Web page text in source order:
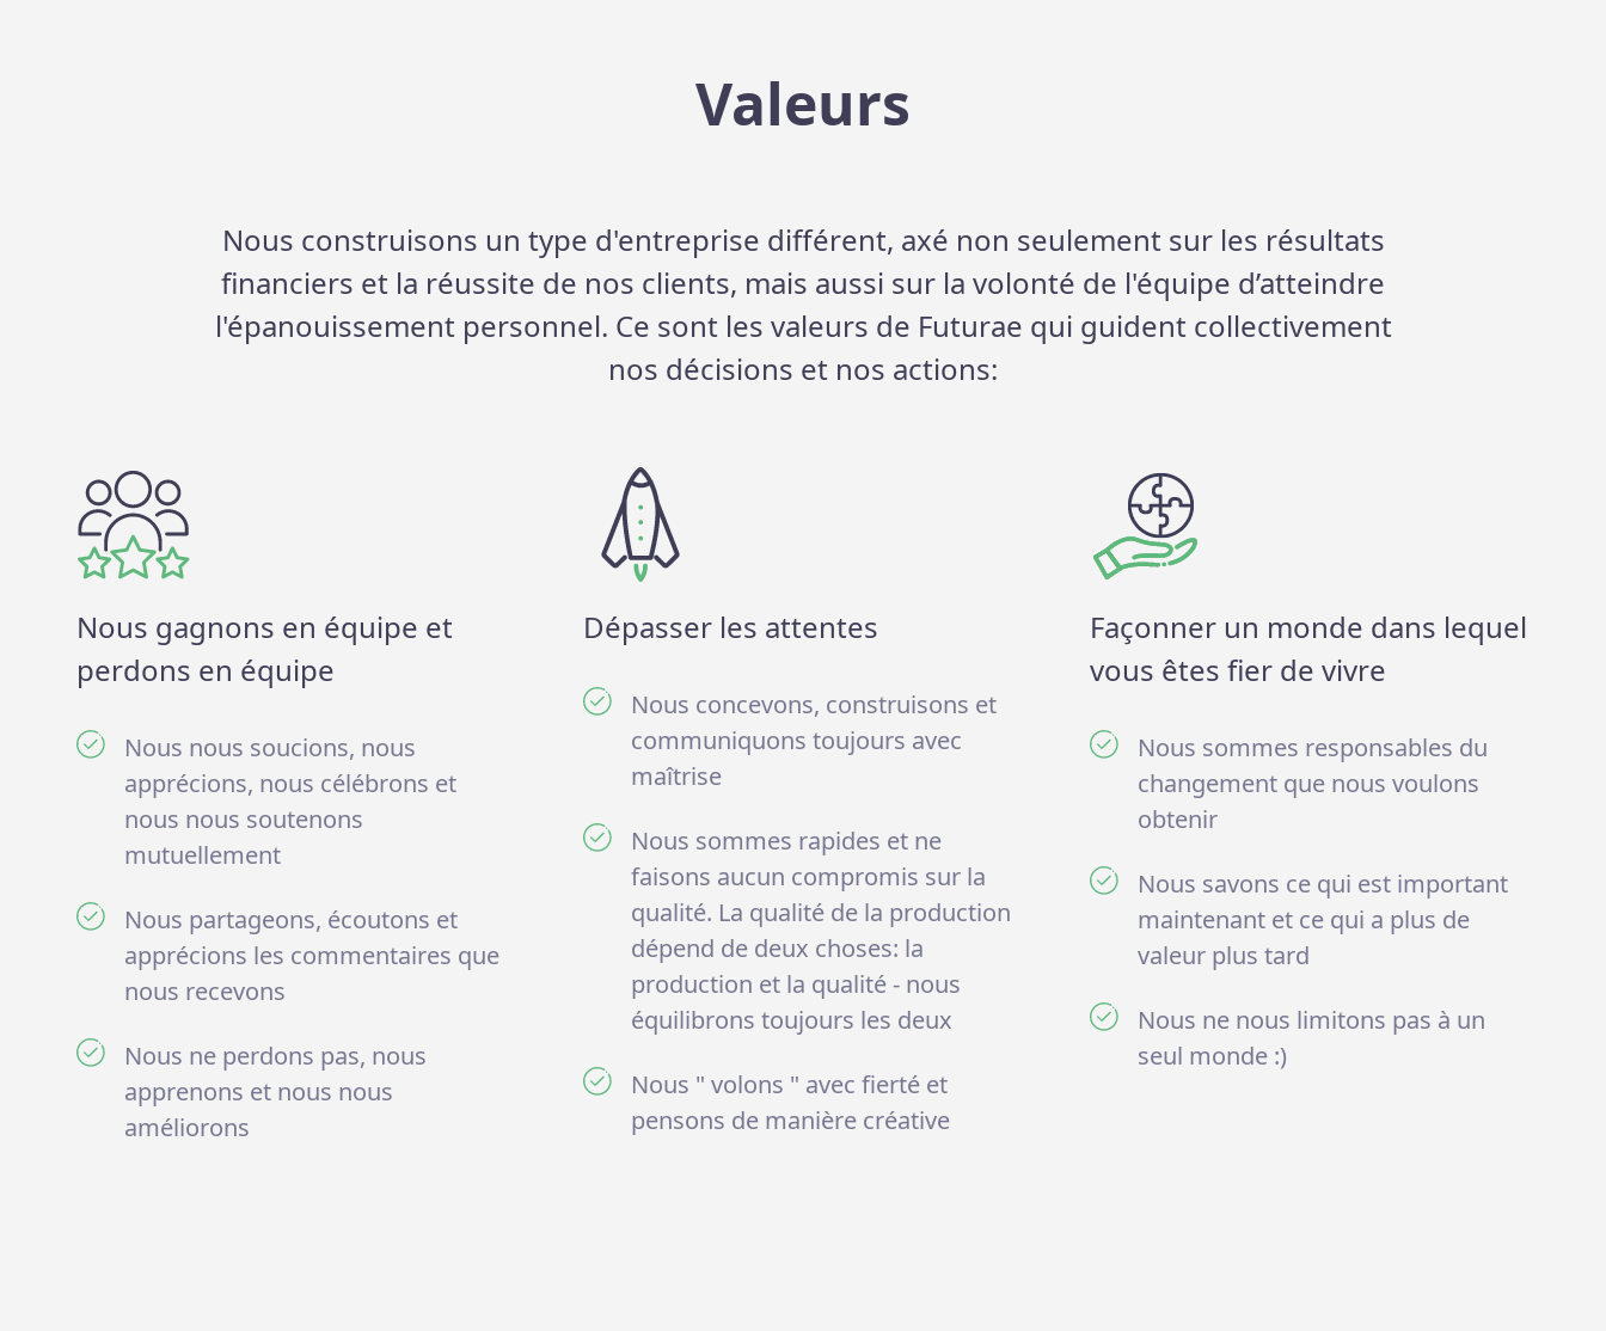
Valeurs
Nous construisons un type d'entreprise différent, axé non seulement sur les résultats
financiers et la réussite de nos clients, mais aussi sur la volonté de l'équipe d’atteindre
l'épanouissement personnel. Ce sont les valeurs de Futurae qui guident collectivement
nos décisions et nos actions:
Nous gagnons en équipe et
perdons en équipe
Nous nous soucions, nous
apprécions, nous célébrons et
nous nous soutenons
mutuellement
Nous partageons, écoutons et
apprécions les commentaires que
nous recevons
Nous ne perdons pas, nous
apprenons et nous nous
améliorons
Dépasser les attentes
Nous concevons, construisons et
communiquons toujours avec
maîtrise
Nous sommes rapides et ne
faisons aucun compromis sur la
qualité. La qualité de la production
dépend de deux choses: la
production et la qualité - nous
équilibrons toujours les deux
Nous " volons " avec fierté et
pensons de manière créative
Façonner un monde dans lequel
vous êtes fier de vivre
Nous sommes responsables du
changement que nous voulons
obtenir
Nous savons ce qui est important
maintenant et ce qui a plus de
valeur plus tard
Nous ne nous limitons pas à un
seul monde :)